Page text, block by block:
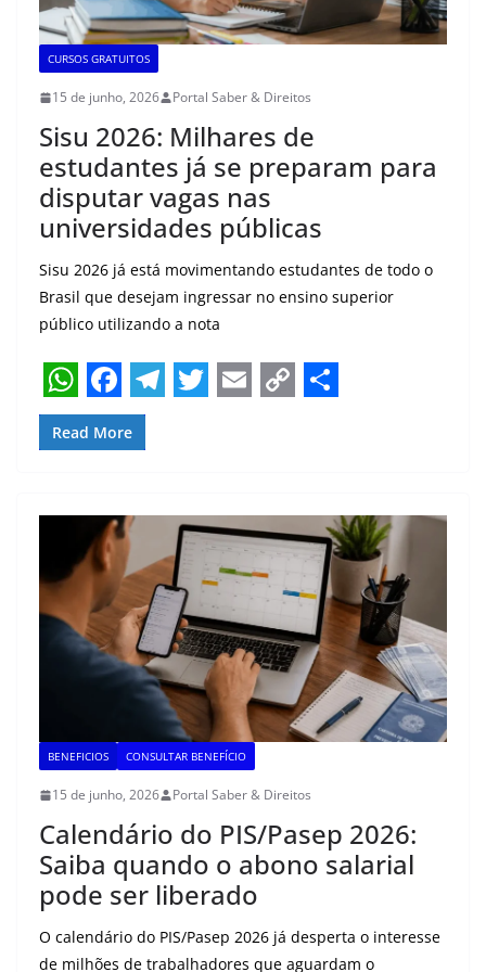
CURSOS GRATUITOS
15 de junho, 2026 Portal Saber & Direitos
Sisu 2026: Milhares de
estudantes já se preparam para
disputar vagas nas
universidades públicas
Sisu 2026 já está movimentando estudantes de todo o
Brasil que desejam ingressar no ensino superior
público utilizando a nota
W
h
t
A
p
p
F
a
e
b
o
o
k
T
e
e
g
r
a
m
t
t
e
r
i
l
y
L
i
n
k
r
e
Read More
BENEFICIOS CONSULTAR BENEFÍCIO
15 de junho, 2026 Portal Saber & Direitos
Calendário do PIS/Pasep 2026:
Saiba quando o abono salarial
pode ser liberado
O calendário do PIS/Pasep 2026 já desperta o interesse
de milhões de trabalhadores que aguardam o